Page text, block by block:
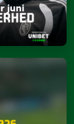
juni